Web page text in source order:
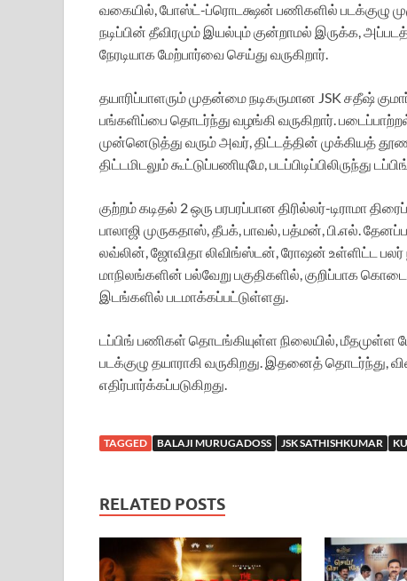
வகையில், போஸ்ட்-ப்ரொடக்ஷன் பணிகளில் படக்குழு
நடிப்பின் தீவிரமும் இயல்பும் குன்றாமல் இருக்க,
நேரடியாக மேற்பார்வை செய்து வருகிறார்.
தயாரிப்பாளரும் முதன்மை நடிகருமான JSK சதீஷ்
பங்களிப்பை தொடர்ந்து வழங்கி வருகிறார்.
முன்னெடுத்து வரும் அவர், திட்டத்தின் முக்கியத்
திட்டமிடலும் கூட்டுப்பணியுமே,
குற்றம் கடிதல் 2 ஒரு பரபரப்பான திரில்லர்-டிராமா
பாலாஜி முருகதாஸ், தீபக், பாவல், பத்மன், பி.எல்.
லவ்லின், ஜோவிதா லிவிங்ஸ்டன், ரோஷன் உள்ளிட்ட பலர்
மாநிலங்களின் பல்வேறு பகுதிகளில், குறிப்பாக
இடங்களில் படமாக்கப்பட்டுள்ளது.
டப்பிங் பணிகள் தொடங்கியுள்ள நிலையில்,
படக்குழு தயாராகி வருகிறது. இதனைத் தொடர்ந்து,
எதிர்பார்க்கப்படுகிறது.
TAGGED BALAJI MURUGADOSS JSK SATHISHKUMAR
RELATED POSTS